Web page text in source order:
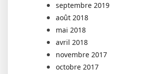
septembre 2019
août 2018
mai 2018
avril 2018
novembre 2017
octobre 2017